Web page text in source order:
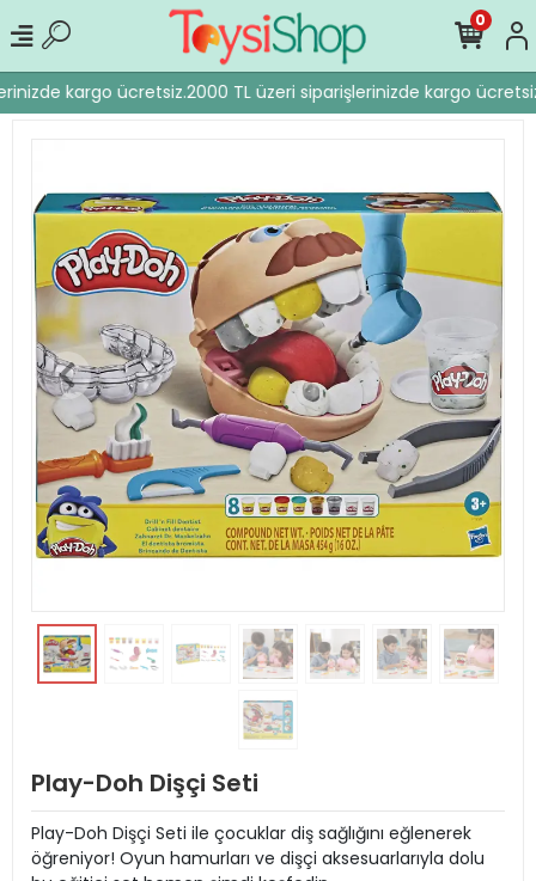
kargo ücretsiz.2000 TL üzeri siparişlerinizde kargo
0
Play-Doh Dişçi Seti
Play-Doh Dişçi Seti ile çocuklar diş sağlığını eğlenerek
öğreniyor! Oyun hamurları ve dişçi aksesuarlarıyla dolu